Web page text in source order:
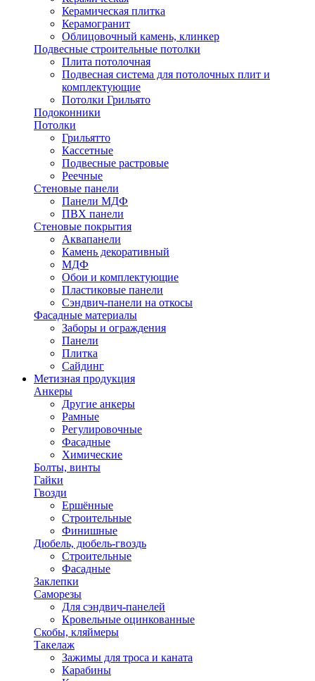
Керамическая плитка
Керамогранит
Облицовочный камень, клинкер
Подвесные строительные потолки
Плита потолочная
Подвесная система для потолочных плит и
комплектующие
Потолки Грильято
Подоконники
Потолки
Грильятто
Кассетные
Подвесные растровые
Реечные
Стеновые панели
Панели МДФ
ПВХ панели
Стеновые покрытия
Аквапанели
Камень декоративный
МДФ
Обои и комплектующие
Пластиковые панели
Сэндвич-панели на откосы
Фасадные материалы
Заборы и ограждения
Панели
Плитка
Сайдинг
Метизная продукция
Анкеры
Другие анкеры
Рамные
Регулировочные
Фасадные
Химические
Болты, винты
Гайки
Гвозди
Ершённые
Строительные
Финишные
Дюбель, дюбель-гвоздь
Строительные
Фасадные
Заклепки
Саморезы
Для сэндвич-панелей
Кровельные оцинкованные
Скобы, кляймеры
Такелаж
Зажимы для троса и каната
Карабины